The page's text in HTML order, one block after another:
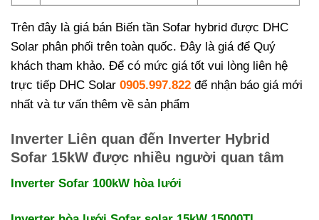
Trên đây là giá bán Biến tần Sofar hybrid được DHC
Solar phân phối trên toàn quốc. Đây là giá để Quý
khách tham khảo. Để có mức giá tốt vui lòng liên hệ
trực tiếp DHC Solar 0905.997.822 để nhận báo giá mới
nhất và tư vấn thêm về sản phẩm
Inverter Liên quan đến Inverter Hybrid
Sofar 15kW được nhiều người quan tâm
Inverter Sofar 100kW hòa lưới